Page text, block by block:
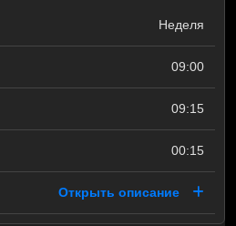
Неделя
09:00
09:15
00:15
Открыть описание